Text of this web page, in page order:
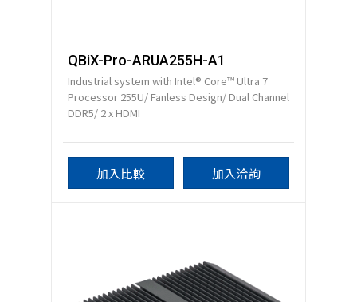
QBiX-Pro-ARUA255H-A1
Industrial system with Intel® Core™ Ultra 7
Processor 255U/ Fanless Design/ Dual Channel
DDR5/ 2 x HDMI
加入比較 加入洽詢